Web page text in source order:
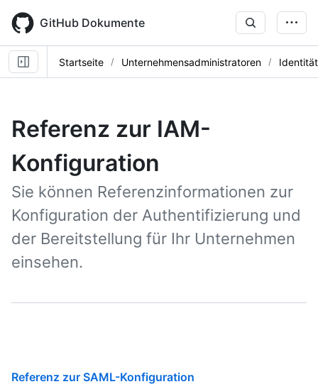
main
content
GitHub Dokumente
Startseite Unternehmensadministratoren
Referenz zur IAM-
Konfiguration
Sie können Referenzinformationen zur
Konfiguration der Authentifizierung und
der Bereitstellung für Ihr Unternehmen
einsehen.
Referenz zur SAML-Konfiguration